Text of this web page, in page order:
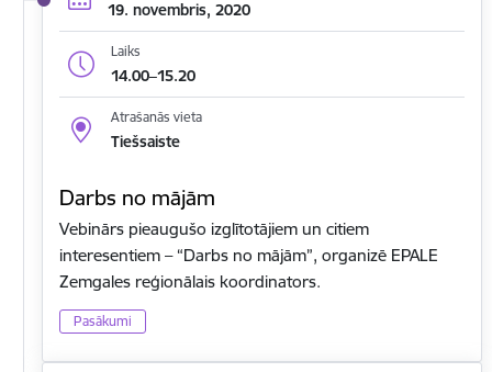
19. novembris, 2020
Laiks
14.00–15.20
Atrašanās vieta
Tiešsaiste
Darbs no mājām
Vebinārs pieaugušo izglītotājiem un citiem
interesentiem – “Darbs no mājām”, organizē EPALE
Zemgales reģionālais koordinators.
Pasākumi